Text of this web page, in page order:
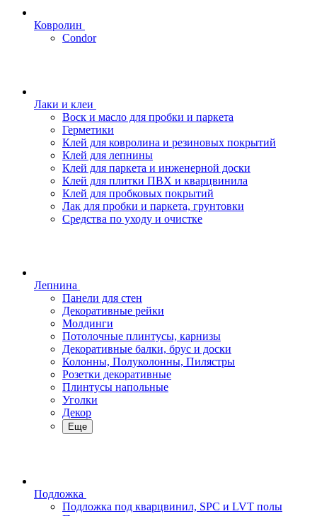
Ковролин
Condor
Лаки и клеи
Воск и масло для пробки и паркета
Герметики
Клей для ковролина и резиновых покрытий
Клей для лепнины
Клей для паркета и инженерной доски
Клей для плитки ПВХ и кварцвинила
Клей для пробковых покрытий
Лак для пробки и паркета, грунтовки
Средства по уходу и очистке
Лепнина
Панели для стен
Декоративные рейки
Молдинги
Потолочные плинтусы, карнизы
Декоративные балки, брус и доски
Колонны, Полуколонны, Пилястры
Розетки декоративные
Плинтусы напольные
Уголки
Декор
Еще
Подложка
Подложка под кварцвинил, SPC и LVT полы